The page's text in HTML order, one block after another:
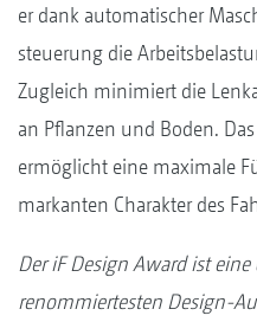
er dank automatischer
steuerung die
Zugleich minimiert die
an Pflanzen und Boden.
ermöglicht eine maximale
markanten Charakter des
Der iF Design Award ist
renommiertesten Design-